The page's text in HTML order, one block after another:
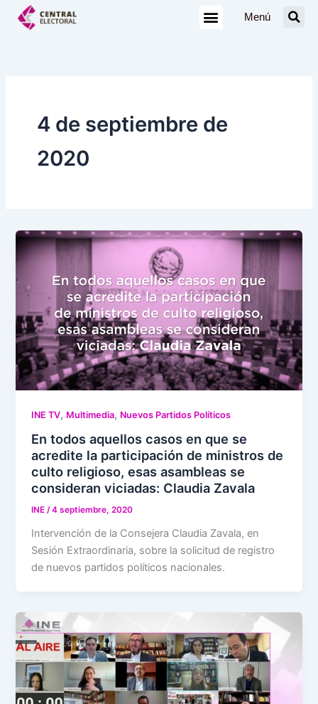
Menú
4 de septiembre de
2020
INE TV, Multimedia, Nuevos Partidos Políticos
En todos aquellos casos en que se
acredite la participación de ministros de
culto religioso, esas asambleas se
consideran viciadas: Claudia Zavala
INE/4 septiembre, 2020
Intervención de la Consejera Claudia Zavala, en
Sesión Extraordinaria, sobre la solicitud de registro
de nuevos partidos políticos nacionales.